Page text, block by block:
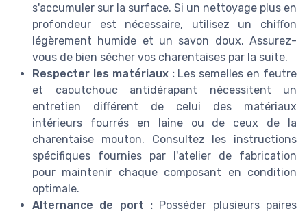
s'accumuler sur la surface. Si un nettoyage plus en
profondeur est nécessaire, utilisez un chiffon
légèrement humide et un savon doux. Assurez-
vous de bien sécher vos charentaises par la suite.
Respecter les matériaux :Les semelles en feutre
et caoutchouc antidérapant nécessitent un
entretien différent de celui des matériaux
intérieurs fourrés en laine ou de ceux de la
charentaise mouton. Consultez les instructions
spécifiques fournies par l'atelier de fabrication
pour maintenir chaque composant en condition
optimale.
Alternance de port : Posséder plusieurs paires